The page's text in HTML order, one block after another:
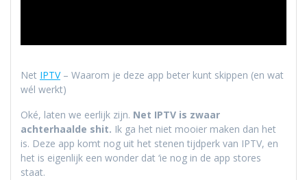
Net IPTV– Waarom je deze app beter kunt skippen (en wat
wél werkt)
Oké, laten we eerlijk zijn. Net IPTV is zwaar
achterhaalde shit. Ik ga het niet mooier maken dan het
is. Deze app komt nog uit het stenen tijdperk van IPTV, en
het is eigenlijk een wonder dat ‘ie nog in de app stores
staat.